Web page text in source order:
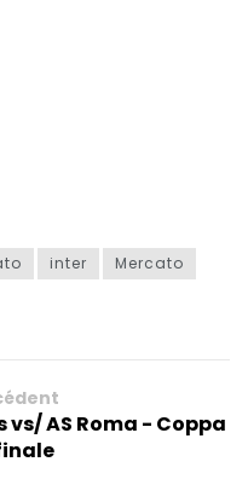
inter
Mercato
AS Roma - Coppa